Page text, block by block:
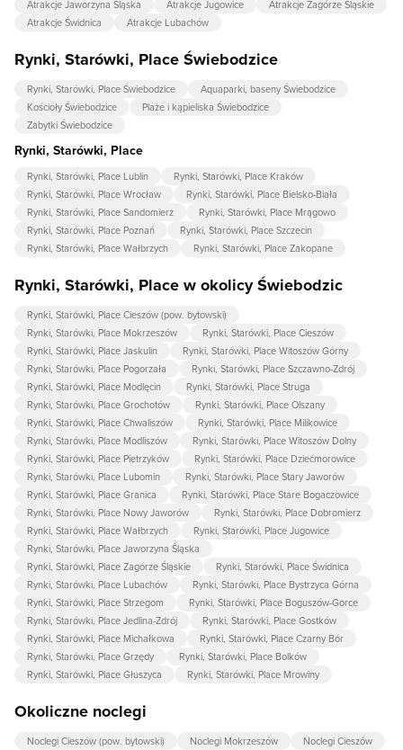
Atrakcje Jaworzyna Śląska Atrakcje Jugowice
Atrakcje Zagórze Śląskie
Atrakcje Świdnica
Atrakcje Lubachów
Rynki, Starówki, Place Świebodzice
Rynki, Starówki, Place Świebodzice
Aquaparki, baseny Świebodzice
Kościoły Świebodzice
Plaże i kąpieliska Świebodzice
Zabytki Świebodzice
Rynki, Starówki, Place
Rynki, Starówki, Place Lublin
Rynki, Starówki, Place Kraków
Rynki, Starówki, Place Wrocław
Rynki, Starówki, Place Bielsko-Biała
Rynki, Starówki, Place Sandomierz
Rynki, Starówki, Place Mrągowo
Rynki, Starówki, Place Poznań
Rynki, Starówki, Place Szczecin
Rynki, Starówki, Place Wałbrzych
Rynki, Starówki, Place Zakopane
Rynki, Starówki, Place w okolicy Świebodzic
Rynki, Starówki, Place Cieszów (pow. bytowski)
Rynki, Starówki, Place Mokrzeszów
Rynki, Starówki, Place Cieszów
Rynki, Starówki, Place Jaskulin
Rynki, Starówki, Place Witoszów Górny
Rynki, Starówki, Place Pogorzała
Rynki, Starówki, Place Szczawno-Zdrój
Rynki, Starówki, Place Modlęcin
Rynki, Starówki, Place Struga
Rynki, Starówki, Place Grochotów
Rynki, Starówki, Place Olszany
Rynki, Starówki, Place Chwaliszów
Rynki, Starówki, Place Milikowice
Rynki, Starówki, Place Modliszów
Rynki, Starówki, Place Witoszów Dolny
Rynki, Starówki, Place Pietrzyków
Rynki, Starówki, Place Dziećmorowice
Rynki, Starówki, Place Lubomin
Rynki, Starówki, Place Stary Jaworów
Rynki, Starówki, Place Granica
Rynki, Starówki, Place Stare Bogaczowice
Rynki, Starówki, Place Nowy Jaworów
Rynki, Starówki, Place Dobromierz
Rynki, Starówki, Place Wałbrzych
Rynki, Starówki, Place Jugowice
Rynki, Starówki, Place Jaworzyna Śląska
Rynki, Starówki, Place Zagórze Śląskie
Rynki, Starówki, Place Świdnica
Rynki, Starówki, Place Lubachów
Rynki, Starówki, Place Bystrzyca Górna
Rynki, Starówki, Place Strzegom
Rynki, Starówki, Place Boguszów-Gorce
Rynki, Starówki, Place Jedlina-Zdrój
Rynki, Starówki, Place Gostków
Rynki, Starówki, Place Michałkowa
Rynki, Starówki, Place Czarny Bór
Rynki, Starówki, Place Grzędy
Rynki, Starówki, Place Bolków
Rynki, Starówki, Place Głuszyca
Rynki, Starówki, Place Mrowiny
Okoliczne noclegi
Noclegi Cieszów (pow. bytowski) Noclegi Mokrzeszów
Noclegi Cieszów